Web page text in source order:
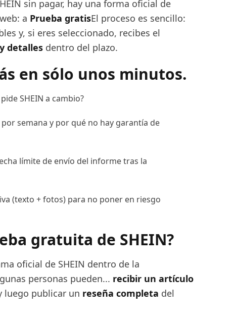
sin pagar, hay una forma oficial de
a Prueba gratisEl proceso es sencillo:
y, si eres seleccionado, recibes el
detalles dentro del plazo.
en sólo unos minutos.
SHEIN a cambio?
semana y por qué no hay garantía de
límite de envío del informe tras la
(texto + fotos) para no poner en riesgo
gratuita de SHEIN?
oficial de SHEIN dentro de la
personas pueden... recibir un artículo
luego publicar un reseña completa del